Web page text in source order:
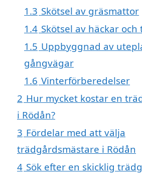
1.3 Skötsel av gräsmattor
1.4 Skötsel av häckar och
1.5 Uppbyggnad av
gångvägar
1.6 Vinterförberedelser
2 Hur mycket kostar en
i Rödån?
3 Fördelar med att välja
trädgårdsmästare i Rödån
4 Sök efter en skicklig